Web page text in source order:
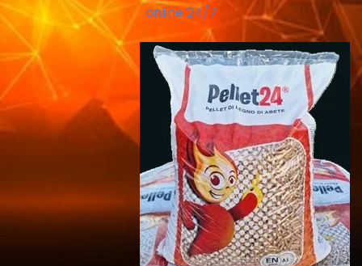
online 24/7